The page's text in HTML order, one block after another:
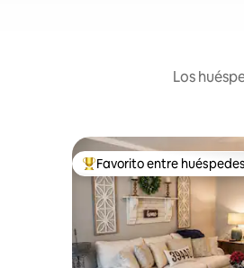
Los
De los mejores en Favorito
Favorito entre huéspedes